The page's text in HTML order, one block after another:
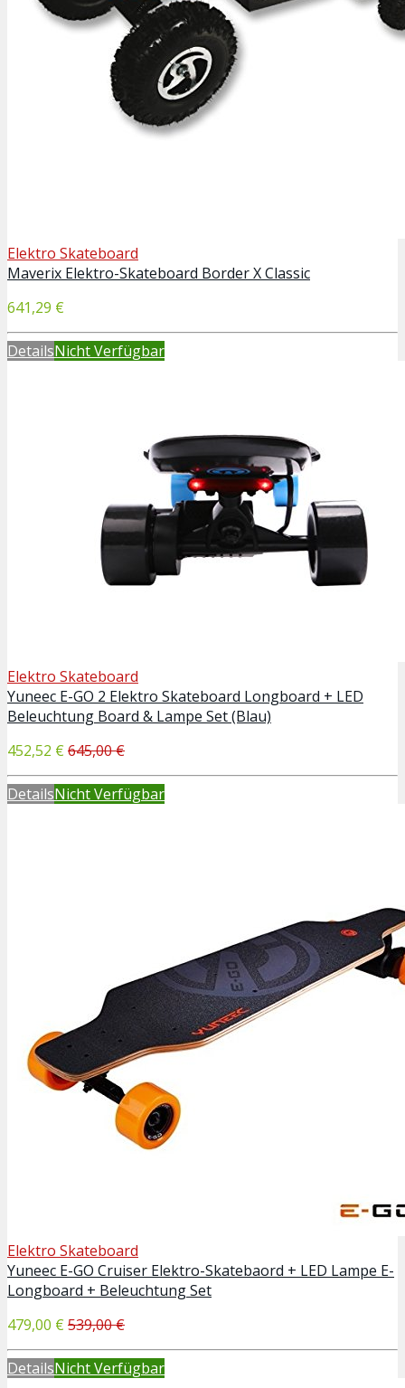
Elektro Skateboard
Maverix Elektro-Skateboard Border X Classic
641,29 €
DetailsNicht Verfügbar
Elektro Skateboard
Yuneec E-GO 2 Elektro Skateboard Longboard + LED
Beleuchtung Board & Lampe Set (Blau)
452,52 € 645,00 €
DetailsNicht Verfügbar
Elektro Skateboard
Yuneec E-GO Cruiser Elektro-Skatebaord + LED Lampe E-
Longboard + Beleuchtung Set
479,00 € 539,00 €
DetailsNicht Verfügbar